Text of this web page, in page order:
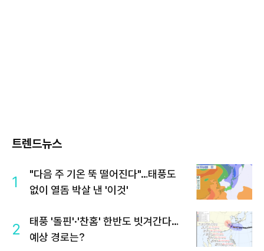
트렌드뉴스
1
"다음 주 기온 뚝 떨어진다"…태풍도
없이 열돔 박살 낸 '이것'
2
태풍 '돌핀'·'찬홈' 한반도 빗겨간다…
예상 경로는?